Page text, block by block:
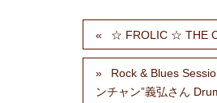
☆ FROLIC ☆ THE
Rock & Blues
ンチャン”義弘さん